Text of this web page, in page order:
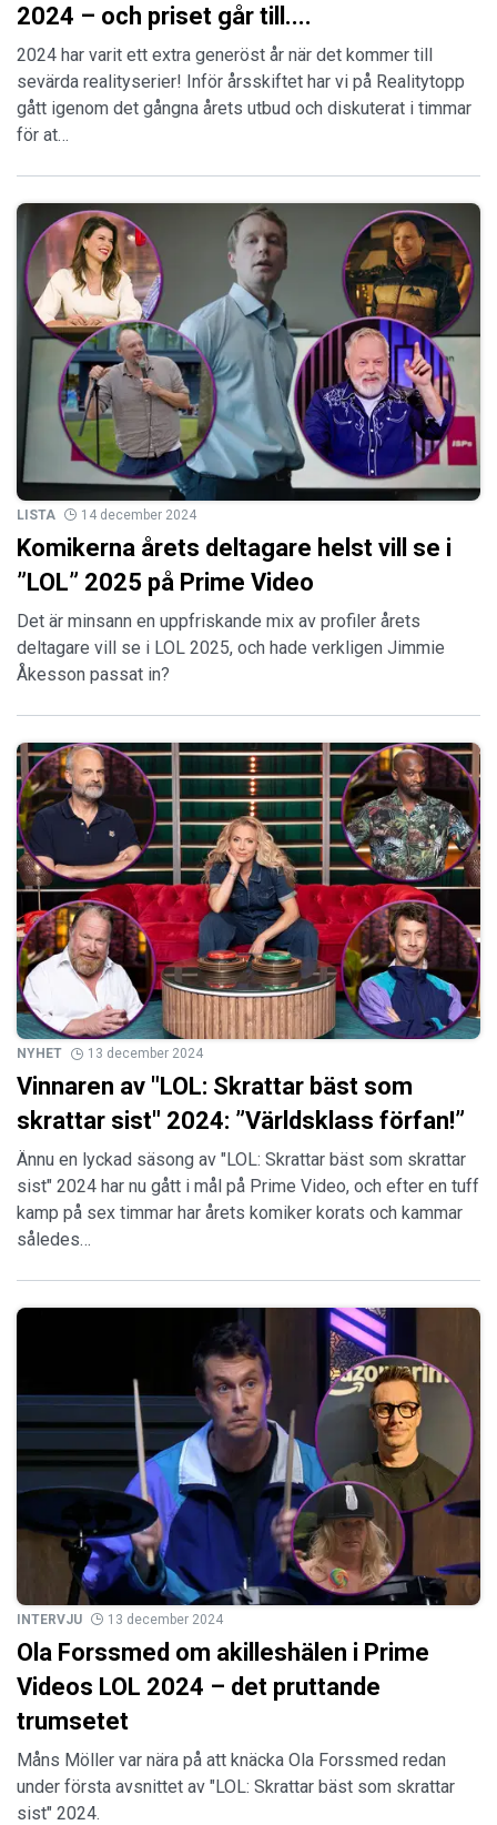
2024 – och priset går till....
2024 har varit ett extra generöst år när det kommer till
sevärda realityserier! Inför årsskiftet har vi på Realitytopp
gått igenom det gångna årets utbud och diskuterat i timmar
för at…
LISTA 14 december 2024
Komikerna årets deltagare helst vill se i
”LOL” 2025 på Prime Video
Det är minsann en uppfriskande mix av profiler årets
deltagare vill se i LOL 2025, och hade verkligen Jimmie
Åkesson passat in?
NYHET 13 december 2024
Vinnaren av "LOL: Skrattar bäst som
skrattar sist" 2024: ”Världsklass förfan!”
Ännu en lyckad säsong av "LOL: Skrattar bäst som skrattar
sist" 2024 har nu gått i mål på Prime Video, och efter en tuff
kamp på sex timmar har årets komiker korats och kammar
således…
INTERVJU 13 december 2024
Ola Forssmed om akilleshälen i Prime
Videos LOL 2024 – det pruttande
trumsetet
Måns Möller var nära på att knäcka Ola Forssmed redan
under första avsnittet av "LOL: Skrattar bäst som skrattar
sist" 2024.